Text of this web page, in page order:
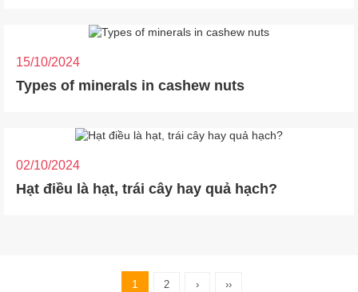
15/10/2024
Types of minerals in cashew nuts
02/10/2024
Hạt điều là hạt, trái cây hay quả hạch?
1 2 › ››